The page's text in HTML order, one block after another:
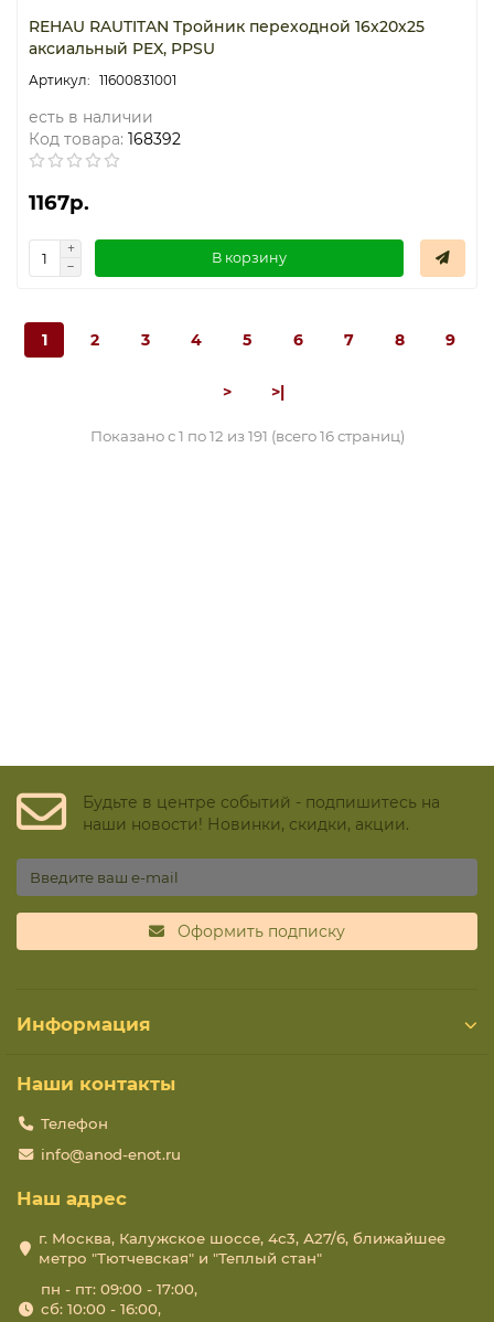
REHAU RAUTITAN Тройник переходной 16x20x25
аксиальный PEX, PPSU
11600831001
есть в наличии
Код товара: 168392
1167р.
В корзину
1 2 3 4 5 6 7 8 9
> >|
Показано с 1 по 12 из 191 (всего 16 страниц)
Будьте в центре событий - подпишитесь на
наши новости! Новинки, скидки, акции.
Оформить подписку
Информация
Наши контакты
Телефон
info@anod-enot.ru
Наш адрес
г. Москва, Калужское шоссе, 4с3, А27/6, ближайшее
метро "Тютчевская" и "Теплый стан"
пн - пт: 09:00 - 17:00,
сб: 10:00 - 16:00,